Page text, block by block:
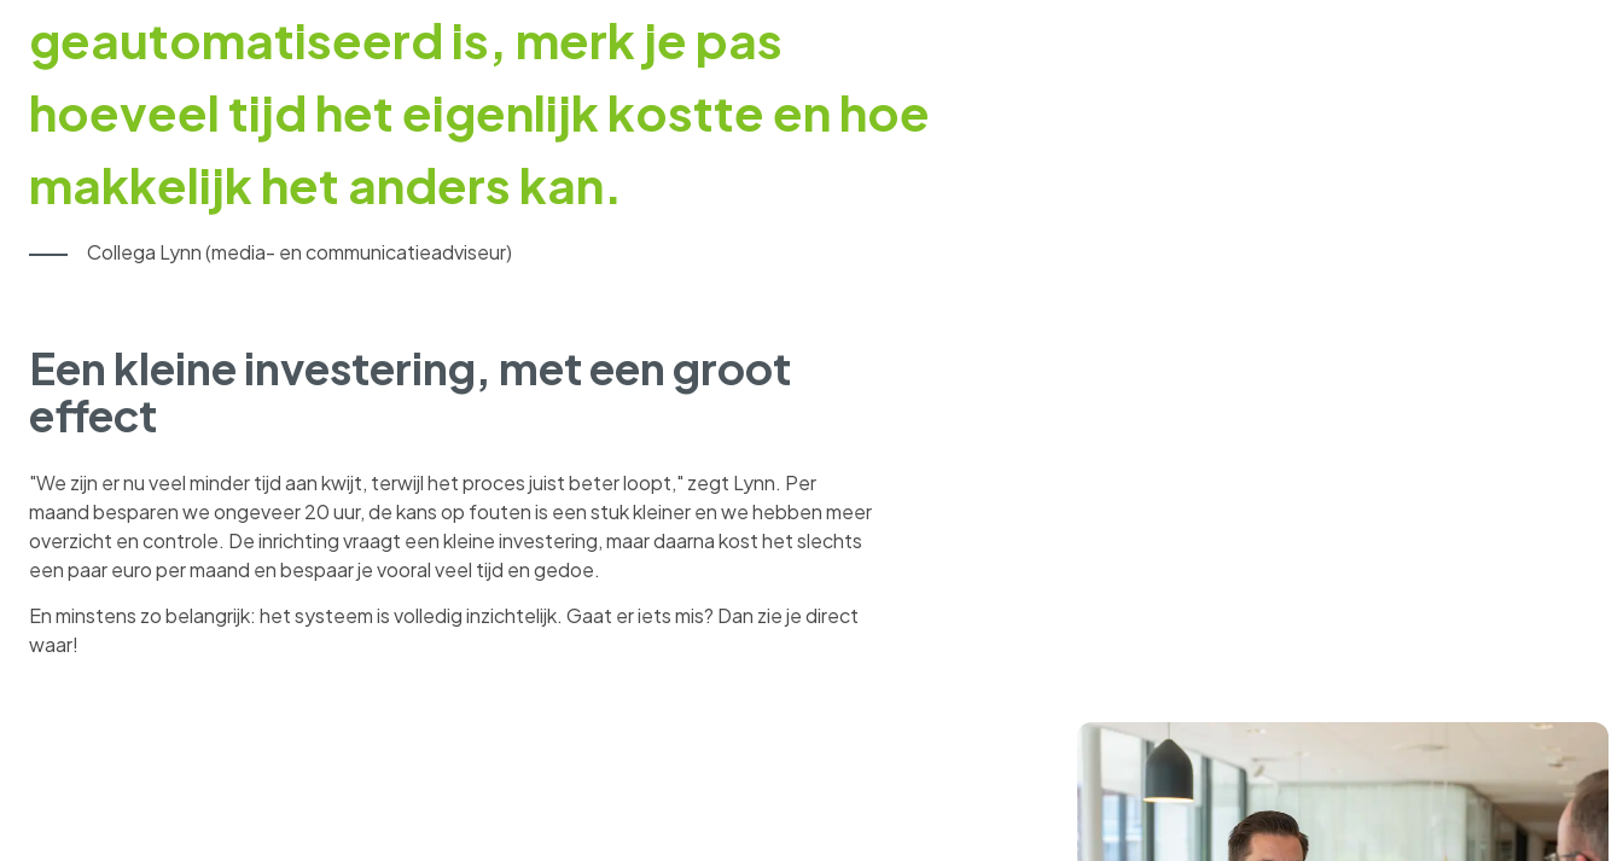
geautomatiseerd is, merk je pas
hoeveel tijd het eigenlijk kostte en hoe
makkelijk het anders kan.
Collega Lynn (media- en communicatieadviseur)
Een kleine investering, met een groot
effect
"We zijn er nu veel minder tijd aan kwijt, terwijl het proces juist beter loopt," zegt Lynn. Per
maand besparen we ongeveer 20 uur, de kans op fouten is een stuk kleiner en we hebben meer
overzicht en controle. De inrichting vraagt een kleine investering, maar daarna kost het slechts
een paar euro per maand en bespaar je vooral veel tijd en gedoe.
En minstens zo belangrijk: het systeem is volledig inzichtelijk. Gaat er iets mis? Dan zie je direct
waar!